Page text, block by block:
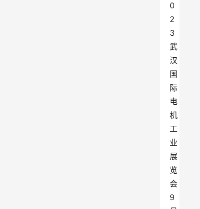
0
2
3
武
汉
国
际
电
机
工
业
展
览
会
9